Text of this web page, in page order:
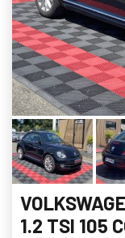
1.2 TSI 105